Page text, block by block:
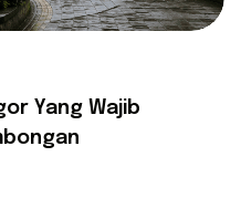
Yang Wajib